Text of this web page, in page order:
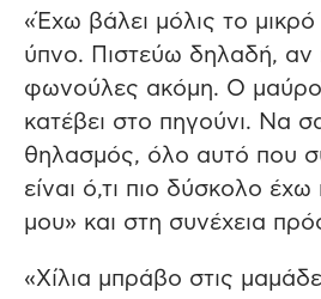
«Έχω βάλει μόλις το μικρό
ύπνο. Πιστεύω δηλαδή, αν
φωνούλες ακόμη. Ο
κατέβει στο πηγούνι. Να
θηλασμός, όλο αυτό που
είναι ό,τι πιο δύσκολο
μου» και στη συνέχεια
«Χίλια μπράβο στις